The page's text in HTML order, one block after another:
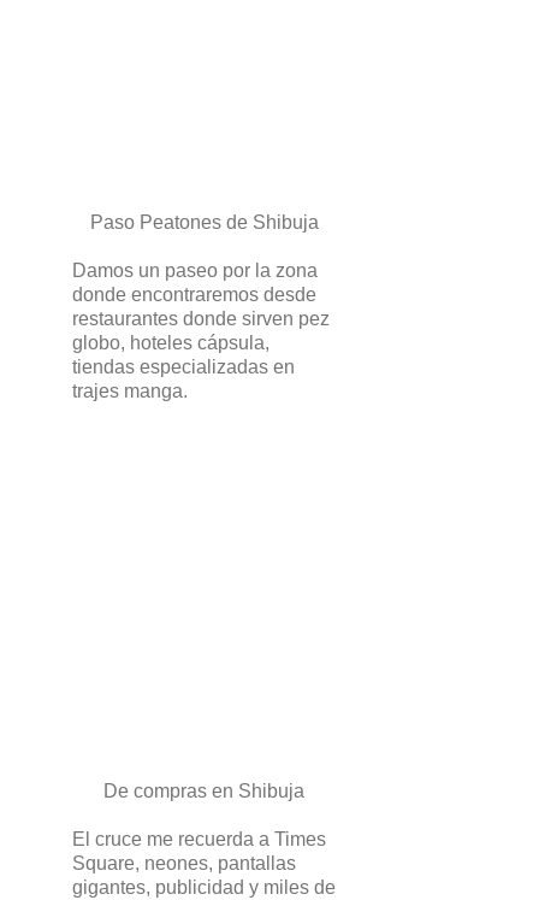
Paso Peatones de Shibuja
Damos un paseo por la zona
donde encontraremos desde
restaurantes donde sirven pez
globo, hoteles cápsula,
tiendas especializadas en
trajes manga.
De compras en Shibuja
El cruce me recuerda a Times
Square, neones, pantallas
gigantes, publicidad y miles de